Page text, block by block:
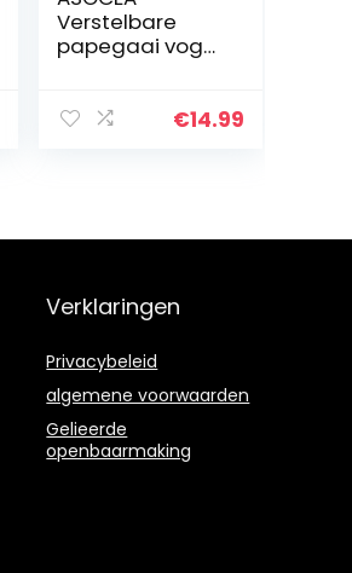
Verstelbare
papegaai vogel
vliegende
€14.99
Verklaringen
Privacybeleid
algemene voorwaarden
Gelieerde
openbaarmaking